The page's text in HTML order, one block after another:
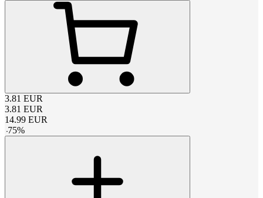
3.81 EUR
3.81 EUR
14.99 EUR
-75%